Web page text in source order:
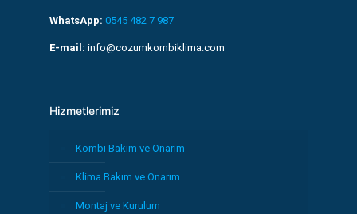
WhatsApp: 0545 482 7 987
E-mail: info@cozumkombiklima.com
Hizmetlerimiz
Kombi Bakım ve Onarım
Klima Bakım ve Onarım
Montaj ve Kurulum